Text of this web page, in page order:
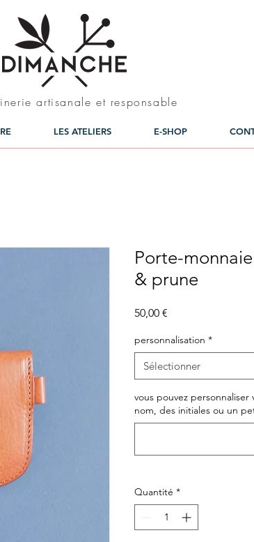
artisanale et responsable
LES ATELIERS E-SHOP
Porte-
& prune
50,00 €
personnalisation *
Sélectionner
vous pouvez
nom, des initiales ou un
Quantité *